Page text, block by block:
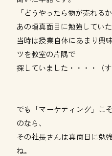
「どうやったら物が売れる
あの頃真面目に勉強してい
当時は授業自体にあまり興
ツを教室の片隅で
探していました・・・・（
でも「マーケティング」こ
のなら、
その社長さんは真面目に勉
ね。